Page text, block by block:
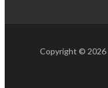
Copyright © 2026